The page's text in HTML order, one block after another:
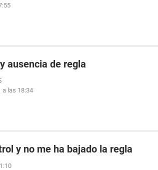
ausencia de regla
a las 18:34
y no me ha bajado la regla